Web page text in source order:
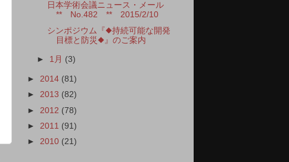
日本学術会議ニュース・メール
** No.482 ** 2015/2/10
シンポジウム『◆持続可能な開発
目標と防災◆』のご案内
► 1月 (3)
► 2014 (81)
► 2013 (82)
► 2012 (78)
► 2011 (91)
► 2010 (21)